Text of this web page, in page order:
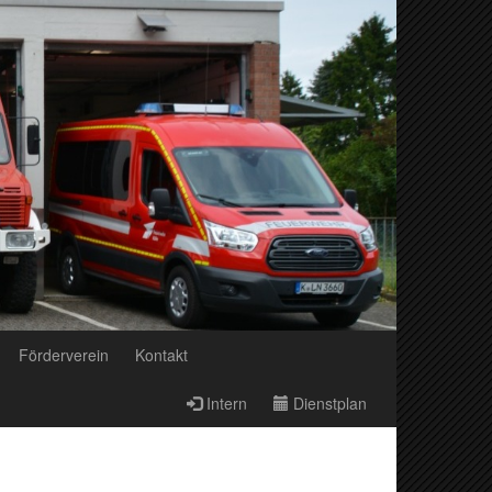
Förderverein Kontakt
Intern Dienstplan